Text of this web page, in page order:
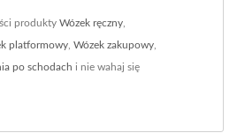
produkty Wózek ręczny
platformowy Wózek zakupowy
po schodach i nie wahaj się